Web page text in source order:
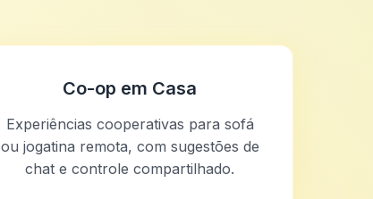
Co-op em Casa
Experiências cooperativas para sofá
ou jogatina remota, com sugestões de
chat e controle compartilhado.